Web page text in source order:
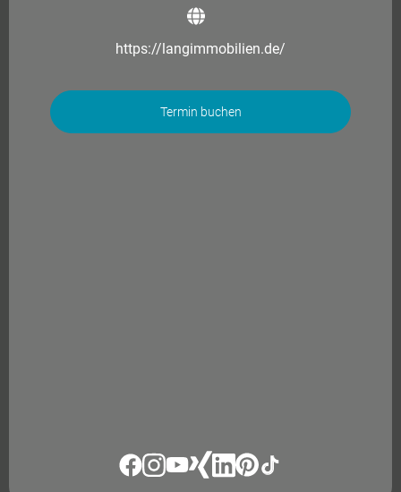
https://langimmobilien.de/
Termin buchen